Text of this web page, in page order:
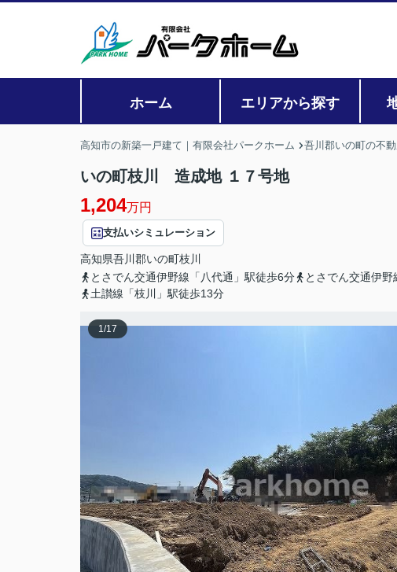
ホーム エリアから探す
高知市の新築一戸建て｜有限会社パークホーム 吾川郡いの町の不
いの町枝川 造成地 １７号地
1,204万円
支払いシミュレーション
高知県吾川郡いの町枝川
とさでん交通伊野線「八代通」駅徒歩6分
とさでん交通伊
土讃線「枝川」駅徒歩13分
1/17